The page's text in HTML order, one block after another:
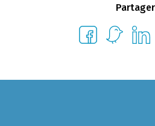
Partager